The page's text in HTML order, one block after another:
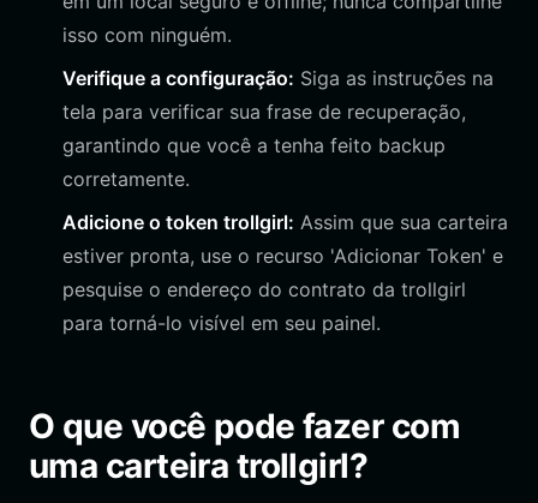
isso com ninguém.
Verifique a configuração: Siga as instruções na
tela para verificar sua frase de recuperação,
garantindo que você a tenha feito backup
corretamente.
Adicione o token trollgirl: Assim que sua carteira
estiver pronta, use o recurso 'Adicionar Token' e
pesquise o endereço do contrato da trollgirl
para torná-lo visível em seu painel.
O que você pode fazer com
uma carteira trollgirl?